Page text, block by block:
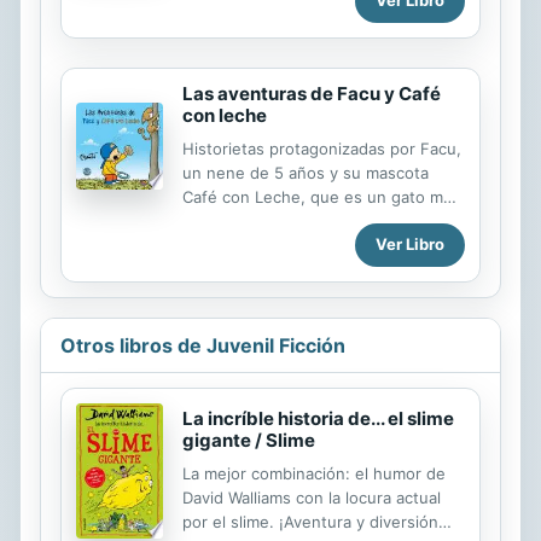
Las aventuras de Facu y Café
con leche
Historietas protagonizadas por Facu,
un nene de 5 años y su mascota
Café con Leche, que es un gato muy
travieso. Las aventuras comienzan
cuando Facu empieza el jardín y Café
con Leche tiene que quedarse en la
casa solo. Los diversos episodios
muestran escenas de la vida
cotidiana tratadas con mucho humor
desarrolla en cuatro páginas.
Ver Libro
Otros libros de Juvenil Ficción
La incríble historia de... el slime
gigante / Slime
La mejor combinación: el humor de
David Walliams con la locura actual
por el slime. ¡Aventura y diversión